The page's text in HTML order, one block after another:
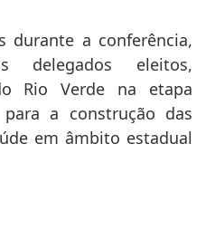
durante a conferência,
delegados eleitos,
Rio Verde na etapa
a construção das
em âmbito estadual